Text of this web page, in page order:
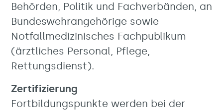
Behörden, Politik und Fachverbänden, an
Bundeswehrangehörige sowie
Notfallmedizinisches Fachpublikum
(ärztliches Personal, Pflege,
Rettungsdienst).
Zertifizierung
Fortbildungspunkte werden bei der